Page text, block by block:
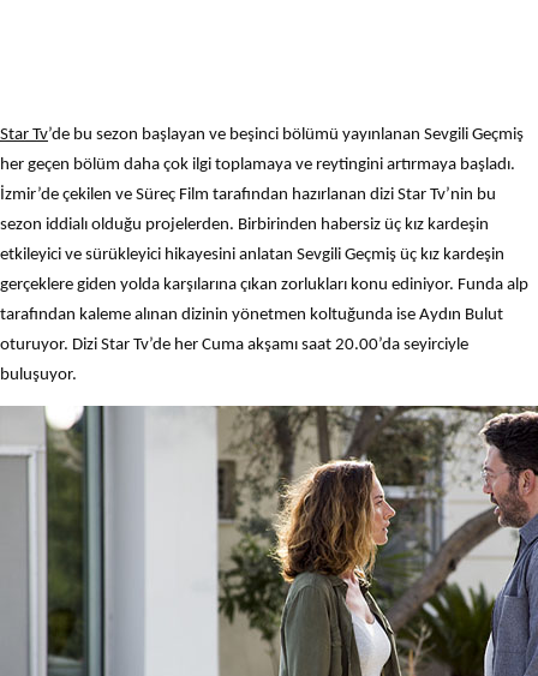
Star Tv’de bu sezon başlayan ve beşinci bölümü yayınlanan Sevgili Geçmiş
her geçen bölüm daha çok ilgi toplamaya ve reytingini artırmaya başladı.
İzmir’de çekilen ve Süreç Film tarafından hazırlanan dizi Star Tv’nin bu
sezon iddialı olduğu projelerden. Birbirinden habersiz üç kız kardeşin
etkileyici ve sürükleyici hikayesini anlatan Sevgili Geçmiş üç kız kardeşin
gerçeklere giden yolda karşılarına çıkan zorlukları konu ediniyor. Funda alp
tarafından kaleme alınan dizinin yönetmen koltuğunda ise Aydın Bulut
oturuyor. Dizi Star Tv’de her Cuma akşamı saat 20.00’da seyirciyle
buluşuyor.